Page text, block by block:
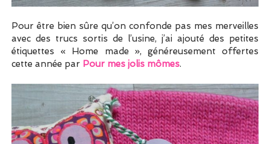
Pour être bien sûre qu’on confonde pas mes merveilles
avec des trucs sortis de l’usine, j’ai ajouté des petites
étiquettes « Home made », généreusement offertes
cette année par Pour mes jolis mômes.